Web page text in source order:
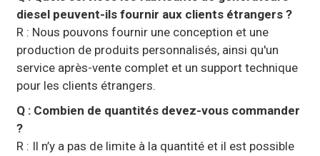
diesel peuvent-ils fournir aux clients étrangers ?
R : Nous pouvons fournir une conception et une
production de produits personnalisés, ainsi qu'un
service après-vente complet et un support technique
pour les clients étrangers.
Q : Combien de quantités devez-vous commander
?
R : Il n’y a pas de limite à la quantité et il est possible